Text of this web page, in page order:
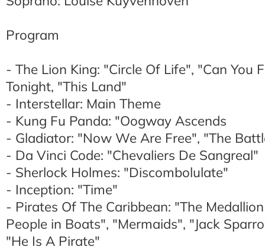
Program
- The Lion King: "Circle Of Life", "Can You
Tonight, "This Land"
- Interstellar: Main Theme
- Kung Fu Panda: "Oogway Ascends
- Gladiator: "Now We Are Free", "The
- Da Vinci Code: "Chevaliers De Sangreal"
- Sherlock Holmes: "Discombolulate"
- Inception: "Time"
- Pirates Of The Caribbean: "The
People in Boats", "Mermaids", "Jack
"He Is A Pirate"